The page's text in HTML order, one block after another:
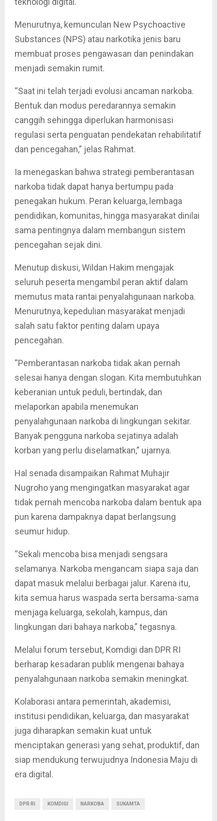
Menurutnya, kemunculan New Psychoactive
Substances (NPS) atau narkotika jenis baru
membuat proses pengawasan dan penindakan
menjadi semakin rumit.
“Saat ini telah terjadi evolusi ancaman narkoba.
Bentuk dan modus peredarannya semakin
canggih sehingga diperlukan harmonisasi
regulasi serta penguatan pendekatan rehabilitatif
dan pencegahan,” jelas Rahmat.
Ia menegaskan bahwa strategi pemberantasan
narkoba tidak dapat hanya bertumpu pada
penegakan hukum. Peran keluarga, lembaga
pendidikan, komunitas, hingga masyarakat dinilai
sama pentingnya dalam membangun sistem
pencegahan sejak dini.
Menutup diskusi, Wildan Hakim mengajak
seluruh peserta mengambil peran aktif dalam
memutus mata rantai penyalahgunaan narkoba.
Menurutnya, kepedulian masyarakat menjadi
salah satu faktor penting dalam upaya
pencegahan.
“Pemberantasan narkoba tidak akan pernah
selesai hanya dengan slogan. Kita membutuhkan
keberanian untuk peduli, bertindak, dan
melaporkan apabila menemukan
penyalahgunaan narkoba di lingkungan sekitar.
Banyak pengguna narkoba sejatinya adalah
korban yang perlu diselamatkan,” ujarnya.
Hal senada disampaikan Rahmat Muhajir
Nugroho yang mengingatkan masyarakat agar
tidak pernah mencoba narkoba dalam bentuk apa
pun karena dampaknya dapat berlangsung
seumur hidup.
“Sekali mencoba bisa menjadi sengsara
selamanya. Narkoba mengancam siapa saja dan
dapat masuk melalui berbagai jalur. Karena itu,
kita semua harus waspada serta bersama-sama
menjaga keluarga, sekolah, kampus, dan
lingkungan dari bahaya narkoba,” tegasnya.
Melalui forum tersebut, Komdigi dan DPR RI
berharap kesadaran publik mengenai bahaya
penyalahgunaan narkoba semakin meningkat.
Kolaborasi antara pemerintah, akademisi,
institusi pendidikan, keluarga, dan masyarakat
juga diharapkan semakin kuat untuk
menciptakan generasi yang sehat, produktif, dan
siap mendukung terwujudnya Indonesia Maju di
era digital.
DPR RI KOMDIGI NARKOBA SUKAMTA